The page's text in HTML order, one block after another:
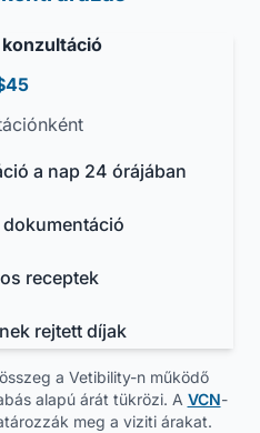
a nap 24 órájában
receptek
rejtett díjak
a Vetibility-n működő
alapú árát tükrözi. A VCN-
meg a viziti árakat.